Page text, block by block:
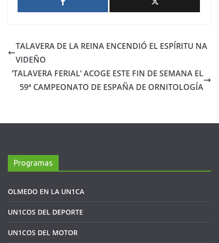
TALAVERA DE LA REINA ENCENDIÓ EL ESPÍRITU NA
VIDEÑO
‘TALAVERA FERIAL’ ACOGE ESTE FIN DE SEMANA EL
59ª CAMPEONATO DE ESPAÑA DE ORNITOLOGÍA
Programas
OLMEDO EN LA UN1CA
UN1COS DEL DEPORTE
UN1COS DEL MOTOR